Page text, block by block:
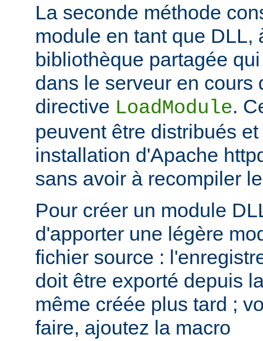
La seconde méthode
module en tant que DLL,
bibliothèque partagée
dans le serveur en cours
directive LoadModule.
peuvent être distribués
installation d'Apache
sans avoir à recompiler
Pour créer un module
d'apporter une légère
fichier source :
doit être exporté depuis
même créée plus tard ;
faire, ajoutez la macro